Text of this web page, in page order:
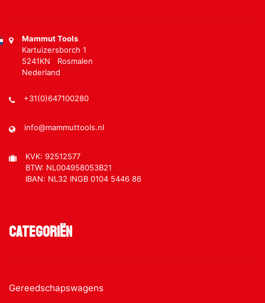
Mammut Tools
Kartuizersborch 1
5241KN Rosmalen
Nederland
+31(0)647100280
info@mammuttools.nl
KVK: 92512577
BTW: NL004958053B21
IBAN: NL32 INGB 0104 5446 86
Categoriën
Gereedschapswagens